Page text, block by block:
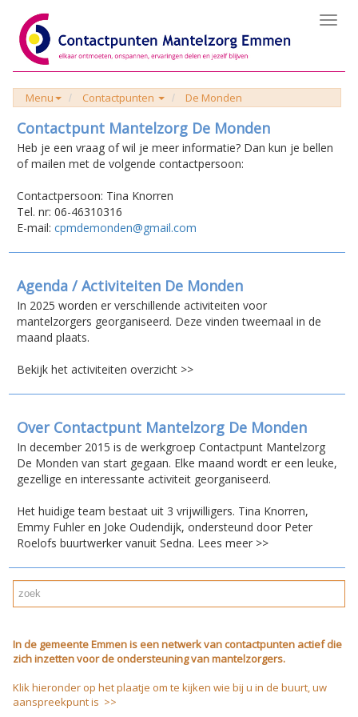
Menu Contactpunten De Monden
Contactpunt Mantelzorg De Monden
Heb je een vraag of wil je meer informatie? Dan kun je bellen
of mailen met de volgende contactpersoon:
Contactpersoon: Tina Knorren
Tel. nr: 06-46310316
E-mail: cpmdemonden@gmail.com
Agenda / Activiteiten De Monden
In 2025 worden er verschillende activiteiten voor
mantelzorgers georganiseerd. Deze vinden tweemaal in de
maand plaats.
Bekijk het activiteiten overzicht >>
Over Contactpunt Mantelzorg De Monden
In december 2015 is de werkgroep Contactpunt Mantelzorg
De Monden van start gegaan. Elke maand wordt er een leuke,
gezellige en interessante activiteit georganiseerd.
Het huidige team bestaat uit 3 vrijwilligers. Tina Knorren,
Emmy Fuhler en Joke Oudendijk, ondersteund door Peter
Roelofs buurtwerker vanuit Sedna. Lees meer >>
In de gemeente Emmen is een netwerk van contactpunten actief die
zich inzetten voor de ondersteuning van mantelzorgers.
Klik hieronder op het plaatje om te kijken wie bij u in de buurt, uw
aanspreekpunt is >>